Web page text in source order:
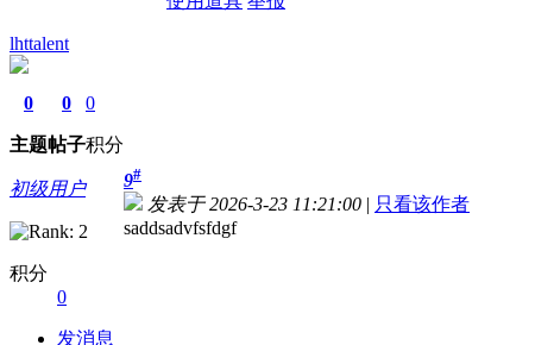
lhttalent
0
主题
0
帖子
0
积分
初级用户
积分
0
发消息
9#
发表于 2026-3-23 11:21:00 | 只看该作者
saddsadvfsfdgf